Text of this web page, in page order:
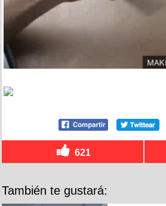
621
También te gustará: